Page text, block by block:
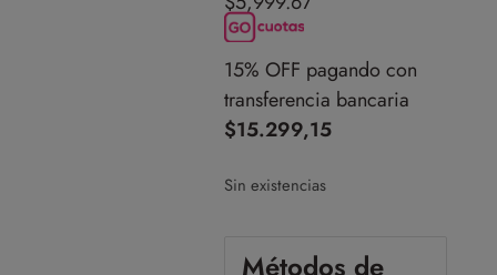
15% OFF pagando con
transferencia bancaria
$15.299,15
Sin existencias
Métodos de